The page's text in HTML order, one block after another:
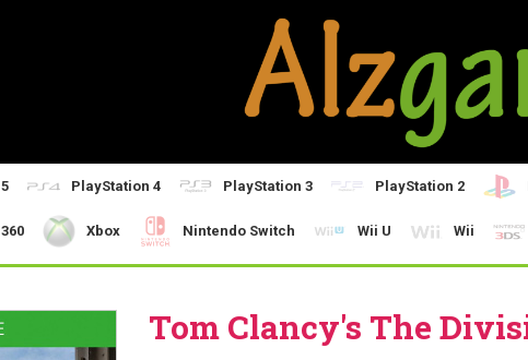
PlayStation 4 PlayStation 3 PlayStation 2
Xbox Nintendo Switch Wii U Wii
Tom Clancy's The